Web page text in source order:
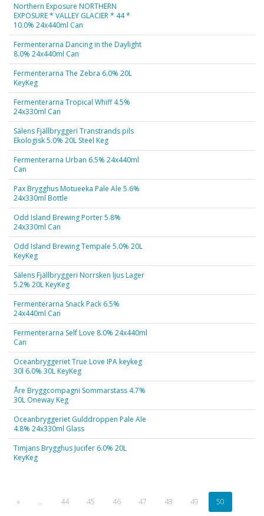
Northern Exposure NORTHERN
EXPOSURE * VALLEY GLACIER * 44 *
10.0% 24x440ml Can
Fermenterarna Dancing in the Daylight
8.0% 24x440ml Can
Fermenterarna The Zebra 6.0% 20L
KeyKeg
Fermenterarna Tropical Whiff 4.5%
24x330ml Can
Sälens Fjällbryggeri Transtrands pils
Ekologisk 5.0% 20L Steel Keg
Fermenterarna Urban 6.5% 24x440ml
Can
Pax Brygghus Motueeka Pale Ale 5.6%
24x330ml Bottle
Odd Island Brewing Porter 5.8%
24x330ml Can
Odd Island Brewing Tempale 5.0% 20L
KeyKeg
Sälens Fjällbryggeri Norrsken ljus Lager
5.2% 20L KeyKeg
Fermenterarna Snack Pack 6.5%
24x440ml Can
Fermenterarna Self Love 8.0% 24x440ml
Can
Oceanbryggeriet True Love IPA keykeg
30l 6.0% 30L KeyKeg
Åre Bryggcompagni Sommarstass 4.7%
30L Oneway Keg
Oceanbryggeriet Gulddroppen Pale Ale
4.8% 24x330ml Glass
Timjans Brygghus Jucifer 6.0% 20L
KeyKeg
« … 44 45 46 47 48 49 50